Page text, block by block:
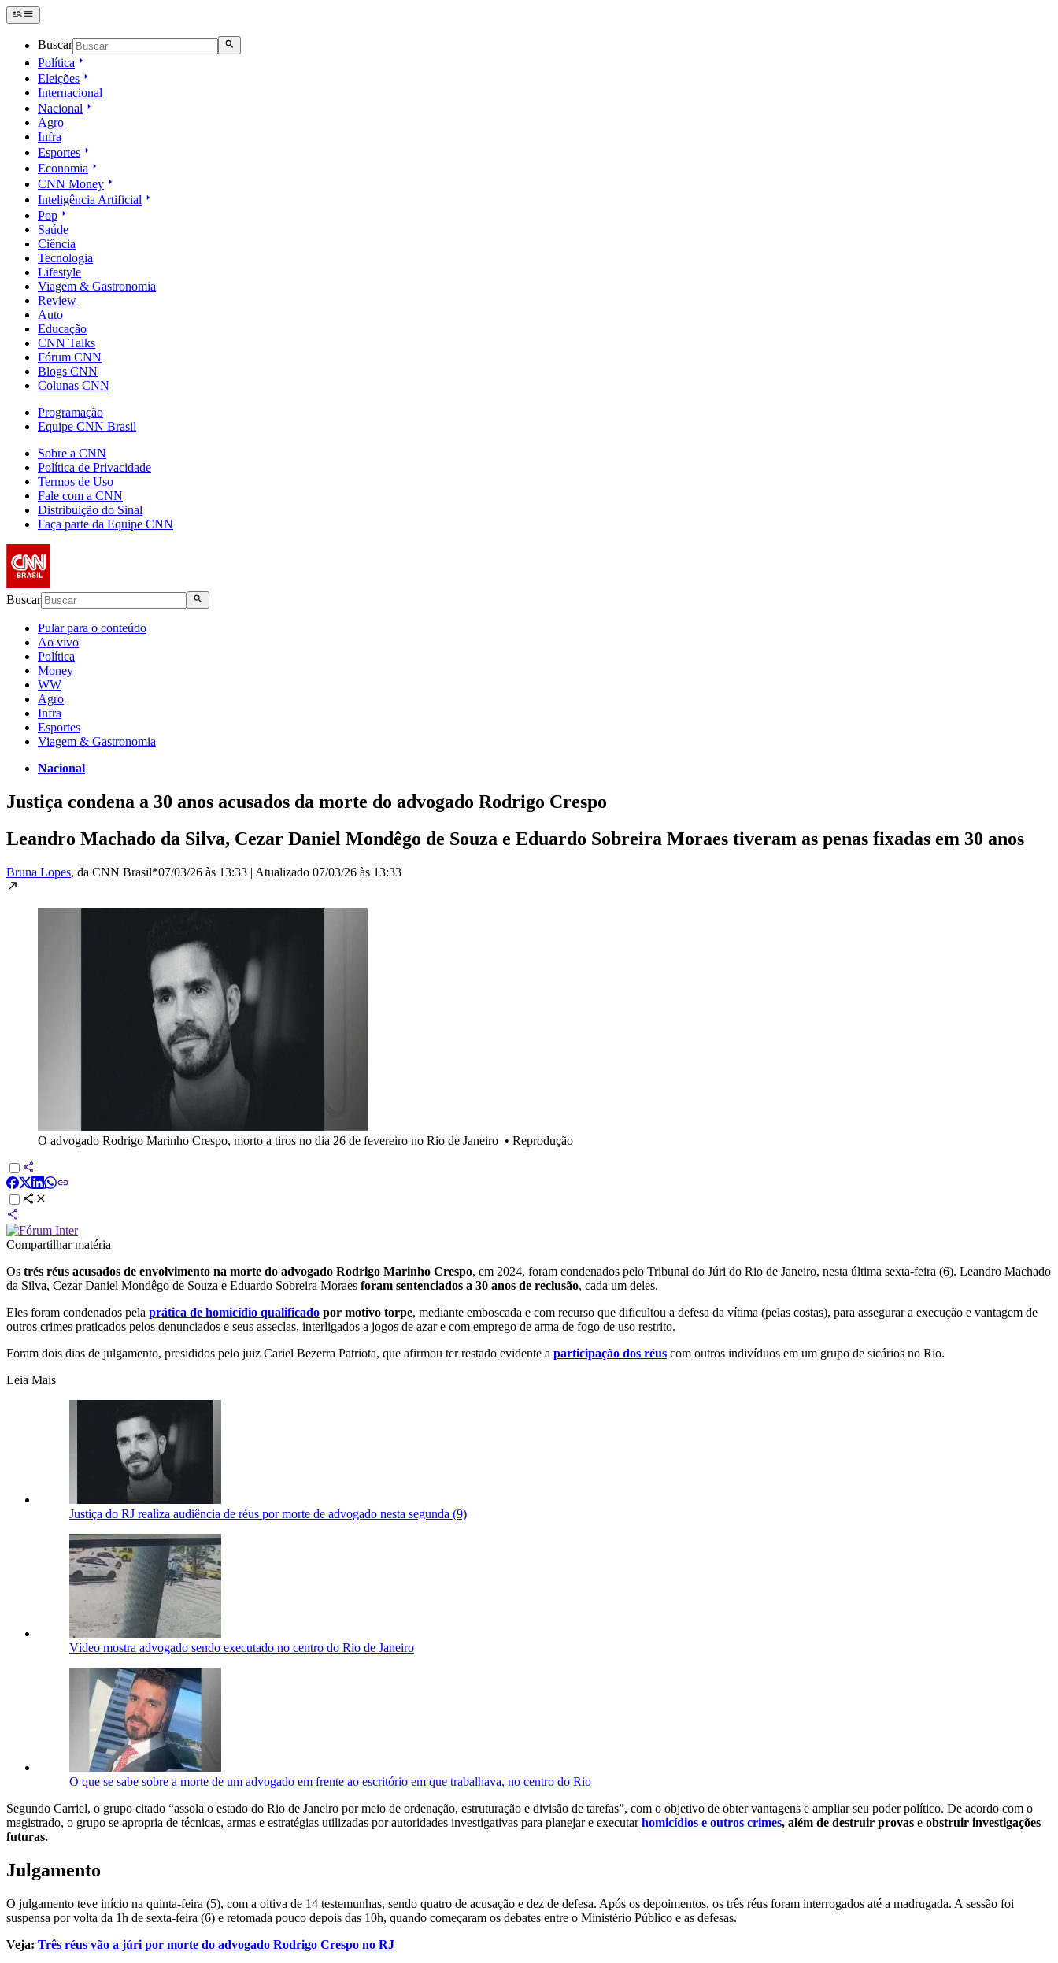
Buscar
Política
Eleições
Internacional
Nacional
Agro
Infra
Esportes
Economia
CNN Money
Inteligência Artificial
Pop
Saúde
Ciência
Tecnologia
Lifestyle
Viagem & Gastronomia
Review
Auto
Educação
CNN Talks
Fórum CNN
Blogs CNN
Colunas CNN
Programação
Equipe CNN Brasil
Sobre a CNN
Política de Privacidade
Termos de Uso
Fale com a CNN
Distribuição do Sinal
Faça parte da Equipe CNN
Buscar
Pular para o conteúdo
Ao vivo
Política
Money
WW
Agro
Infra
Esportes
Viagem & Gastronomia
Nacional
Justiça condena a 30 anos acusados da morte do advogado Rodrigo Crespo
Leandro Machado da Silva, Cezar Daniel Mondêgo de Souza e Eduardo Sobreira Moraes tiveram as penas fixadas em 30 anos
Bruna Lopes, da CNN Brasil*07/03/26 às 13:33 | Atualizado 07/03/26 às 13:33
O advogado Rodrigo Marinho Crespo, morto a tiros no dia 26 de fevereiro no Rio de Janeiro • Reprodução
Compartilhar matéria
Os trés réus acusados de envolvimento na morte do advogado Rodrigo Marinho Crespo, em 2024, foram condenados pelo Tribunal do Júri do Rio de Janeiro, nesta última sexta-feira (6). Leandro Machado
da Silva, Cezar Daniel Mondêgo de Souza e Eduardo Sobreira Moraes foram sentenciados a 30 anos de reclusão, cada um deles.
Eles foram condenados pela prática de homicídio qualificado por motivo torpe, mediante emboscada e com recurso que dificultou a defesa da vítima (pelas costas), para assegurar a execução e vantagem de
outros crimes praticados pelos denunciados e seus asseclas, interligados a jogos de azar e com emprego de arma de fogo de uso restrito.
Foram dois dias de julgamento, presididos pelo juiz Cariel Bezerra Patriota, que afirmou ter restado evidente a participação dos réus com outros indivíduos em um grupo de sicários no Rio.
Leia Mais
Justiça do RJ realiza audiência de réus por morte de advogado nesta segunda (9)
Vídeo mostra advogado sendo executado no centro do Rio de Janeiro
O que se sabe sobre a morte de um advogado em frente ao escritório em que trabalhava, no centro do Rio
Segundo Carriel, o grupo citado “assola o estado do Rio de Janeiro por meio de ordenação, estruturação e divisão de tarefas”, com o objetivo de obter vantagens e ampliar seu poder político. De acordo com o
magistrado, o grupo se apropria de técnicas, armas e estratégias utilizadas por autoridades investigativas para planejar e executar homicídios e outros crimes, além de destruir provas e obstruir investigações
futuras.
Julgamento
O julgamento teve início na quinta-feira (5), com a oitiva de 14 testemunhas, sendo quatro de acusação e dez de defesa. Após os depoimentos, os três réus foram interrogados até a madrugada. A sessão foi
suspensa por volta da 1h de sexta-feira (6) e retomada pouco depois das 10h, quando começaram os debates entre o Ministério Público e as defesas.
Veja: Três réus vão a júri por morte do advogado Rodrigo Crespo no RJ